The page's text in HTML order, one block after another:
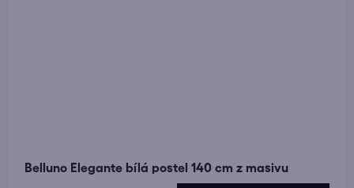
Belluno Elegante bílá postel 140 cm z masivu